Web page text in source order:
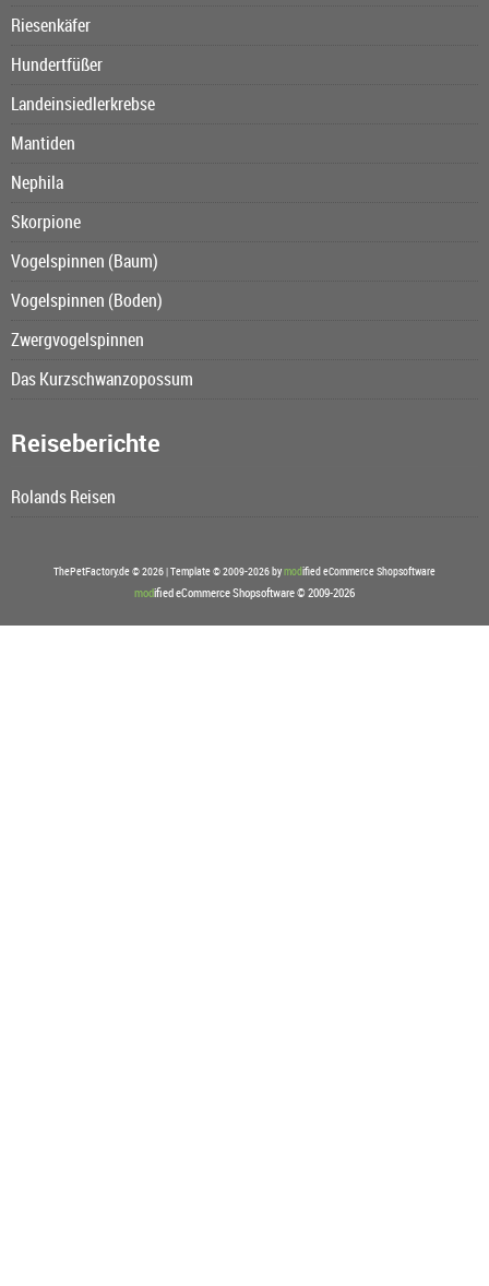
Riesenkäfer
Hundertfüßer
Landeinsiedlerkrebse
Mantiden
Nephila
Skorpione
Vogelspinnen (Baum)
Vogelspinnen (Boden)
Zwergvogelspinnen
Das Kurzschwanzopossum
Reiseberichte
Rolands Reisen
ThePetFactory.de © 2026 | Template © 2009-2026 bymodified eCommerce Shopsoftware
modified eCommerce Shopsoftware © 2009-2026